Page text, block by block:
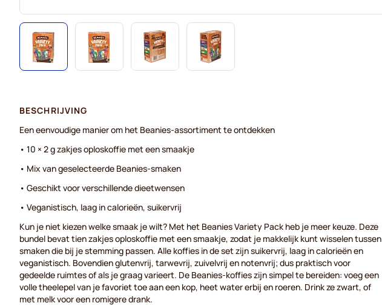
BESCHRIJVING
Een eenvoudige manier om het Beanies-assortiment te ontdekken
• 10 × 2 g zakjes oploskoffie met een smaakje
• Mix van geselecteerde Beanies-smaken
• Geschikt voor verschillende dieetwensen
• Veganistisch, laag in calorieën, suikervrij
Kun je niet kiezen welke smaak je wilt? Met het Beanies Variety Pack heb je meer keuze. Deze
bundel bevat tien zakjes oploskoffie met een smaakje, zodat je makkelijk kunt wisselen tussen
smaken die bij je stemming passen. Alle koffies in de set zijn suikervrij, laag in calorieën en
veganistisch. Bovendien glutenvrij, tarwevrij, zuivelvrij en notenvrij; dus praktisch voor
gedeelde ruimtes of als je graag varieert. De Beanies-koffies zijn simpel te bereiden: voeg een
volle theelepel van je favoriet toe aan een kop, heet water erbij en roeren. Drink ze zwart, of
met melk voor een romigere drank.